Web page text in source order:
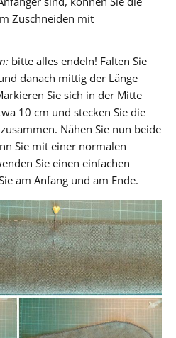
Zuschneiden mit
bitte alles endeln! Falten Sie
danach mittig der Länge
Sie sich in der Mitte
10 cm und stecken Sie die
Nähen Sie nun beide
Sie mit einer normalen
Sie einen einfachen
am Anfang und am Ende.